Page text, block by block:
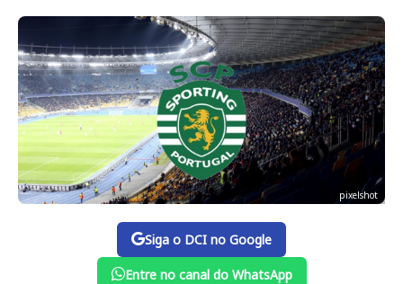
pixelshot
Siga o DCI no Google
Entre no canal do WhatsApp